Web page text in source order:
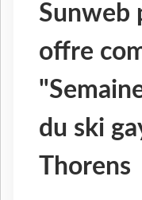
Sunweb
offre
du ski
Thorens